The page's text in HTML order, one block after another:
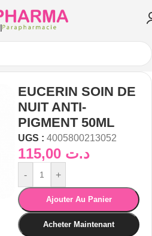
EUCERIN SOIN DE
NUIT ANTI-
PIGMENT 50ML
UGS : 4005800213052
د.ت
- +
Ajouter Au Panier
Acheter Maintenant